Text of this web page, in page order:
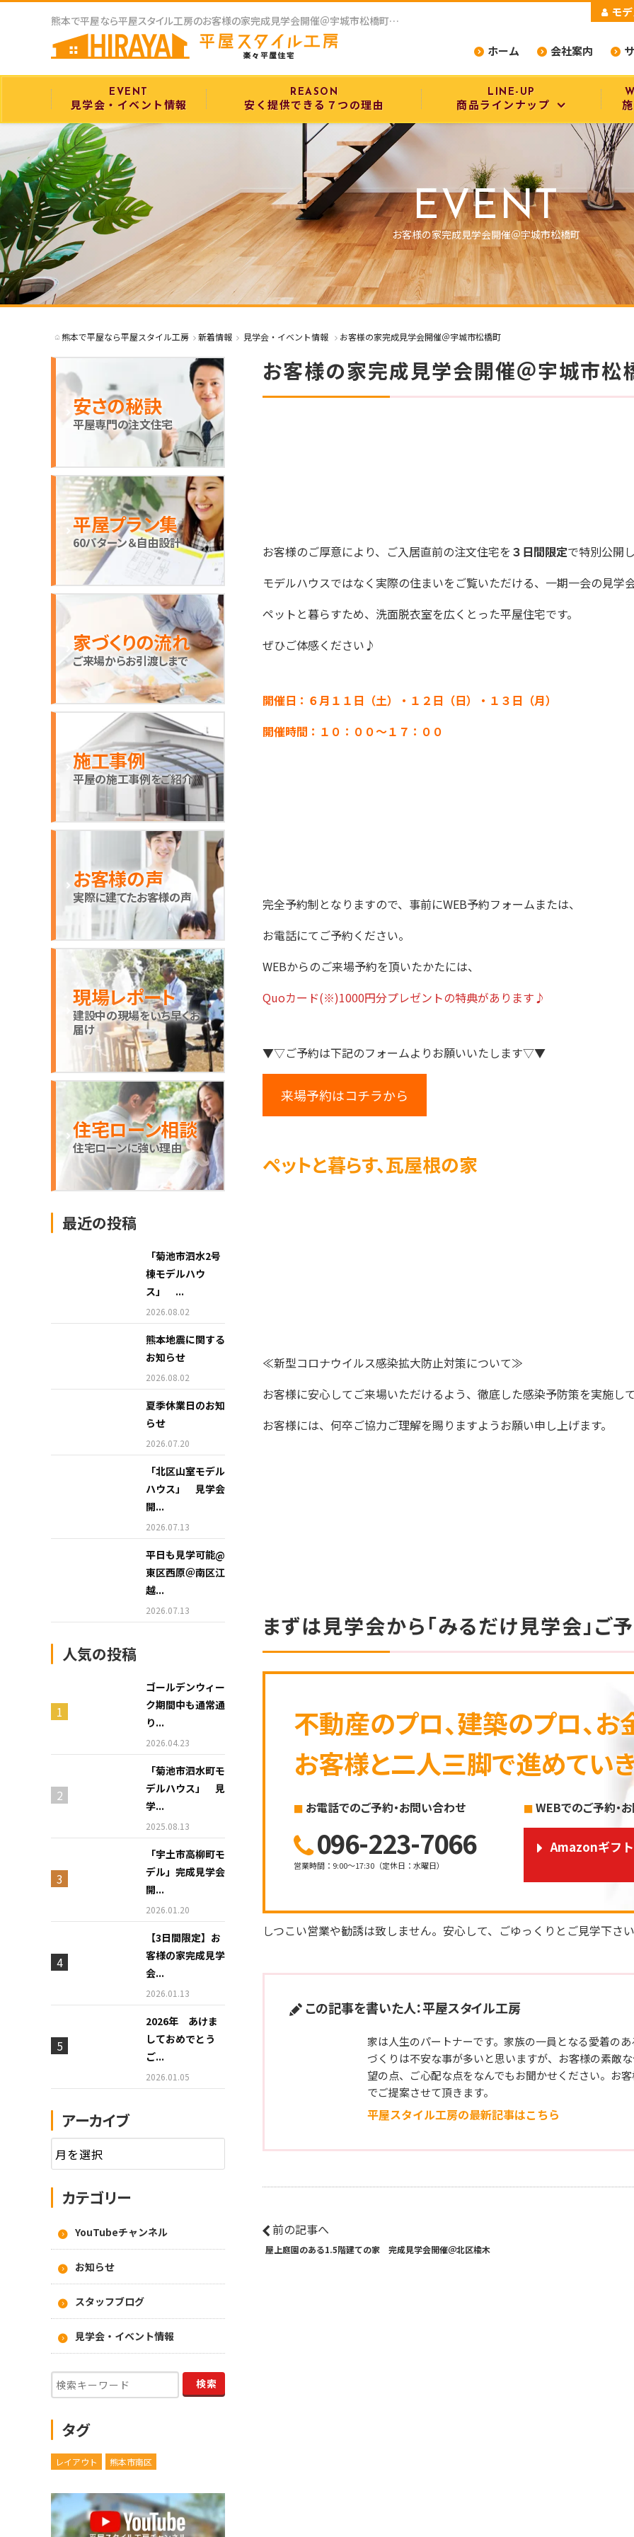
熊本で平屋なら平屋スタイル工房のお客様の家完成見学会開催＠宇城市松橋町をご紹介
ホーム 会社案内
モ
EVENT
見学会・イベント情報
REASON
安く提供できる７つの理由
LINE-UP
商品ラインナップ
商品ラインナップ
設備・構造
選べるデザインスタイル
EVENT
お客様の家完成見学会開催＠宇城市松橋町
熊本で平屋なら平屋スタイル工房 新着情報 見学会・イベント情報 お客様の家完成見学会開催＠宇城市松橋町
お客様の家完成見学会開催＠宇城市松
お客様のご厚意により、ご入居直前の注文住宅を ３日間限定で特別公開
モデルハウスではなく実際の住まいをご覧いただける、一期一会の見学会
ペットと暮らすため、洗面脱衣室を広くとった平屋住宅です。
ぜひご体感ください♪
開催日：６月１１日（土）・１２日（日）・１３日（月）
開催時間：１０：００～１７：００
完全予約制となりますので、事前にWEB予約フォームまたは、
お電話にてご予約ください。
WEBからのご来場予約を頂いたかたには、
Quoカード(※)1000円分プレゼントの特典があります♪
▼▽ご予約は下記のフォームよりお願いいたします▽▼
来場予約はコチラから
ペットと暮らす、瓦屋根の家
≪新型コロナウイルス感染拡大防止対策について≫
お客様に安心してご来場いただけるよう、徹底した感染予防策を実施して
お客様には、何卒ご協力ご理解を賜りますようお願い申し上げます。
まずは見学会から「みるだけ見学会」ご
不動産のプロ、建築のプロ、
お客様と二人三脚で進めてい
お電話でのご予約・お問い合わせ
096-223-7066
営業時間 ： 9:00～17:30 （定休日 ：水曜日）
WEBでのご予約・
Amazonギフ
しつこい営業や勧誘は致しません。安心して、ごゆっくりとご見学下さい
この記事を書いた人：平屋スタイル工房
家は人生のパートナーです。家族の一員となる愛着の
づくりは不安な事が多いと思いますが、お客様の素敵
望の点、ご心配な点をなんでもお聞かせください。お
でご提案させて頂きます。
平屋スタイル工房の最新記事はこちら
前の記事へ
屋上庭園のある1.5階建ての家 完成見学会開催＠北区楡木
安さの秘訣
平屋専門の注文住宅
平屋プラン集
60パターン＆自由設計
家づくりの流れ
ご来場からお引渡しまで
施工事例
平屋の施工事例をご紹介
お客様の声
実際に建てたお客様の声
現場レポート
建設中の現場をいち早くお
届け
住宅ローン相談
住宅ローンに強い理由
最近の投稿
「菊池市泗水2号
棟モデルハウ
ス」 ...
2026.08.02
熊本地震に関する
お知らせ
2026.08.02
夏季休業日のお知
らせ
2026.07.20
「北区山室モデル
ハウス」 見学会
開...
2026.07.13
平日も見学可能@
東区西原＠南区江
越...
2026.07.13
人気の投稿
ゴールデンウィー
ク期間中も通常通
り...
2026.04.23
「菊池市泗水町モ
デルハウス」 見
学...
2025.08.13
「宇土市高柳町モ
デル」完成見学会
開...
2026.01.20
【3日間限定】お
客様の家完成見学
会...
2026.01.13
2026年 あけま
しておめでとう
ご...
2026.01.05
アーカイブ
カテゴリー
YouTubeチャンネル
お知らせ
スタッフブログ
見学会・イベント情報
タグ
レイアウト 熊本市南区